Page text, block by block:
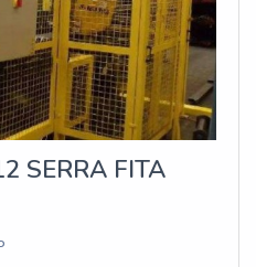
SERRA FITA